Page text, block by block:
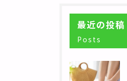
最近の投稿
Posts